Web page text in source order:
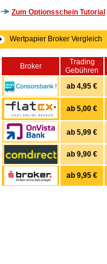
Zum Optionsschein Tutorial
Wertpapier Broker Vergleich
Broker
Trading
Gebühren
ab 4,95 €
ab 5,00 €
ab 5,99 €
ab 9,90 €
ab 9,95 €